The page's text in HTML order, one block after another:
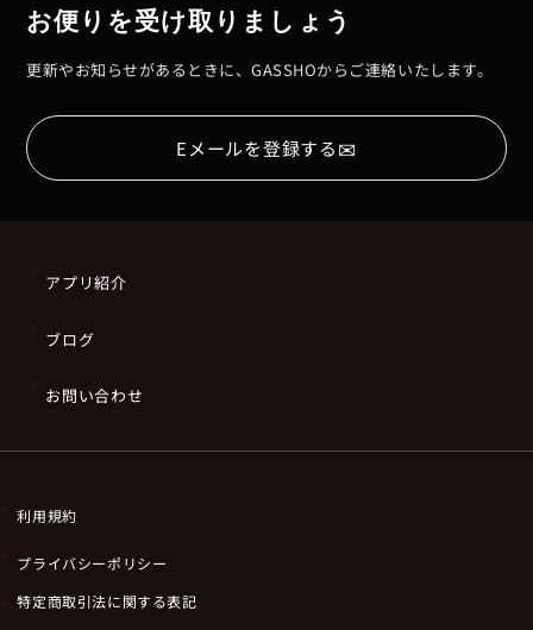
お便りを受け取りましょう
更新やお知らせがあるときに、GASSHOからご連絡いたします。
Eメールを登録する✉
アプリ紹介
ブログ
お問い合わせ
利用規約
プライバシーポリシー
特定商取引法に関する表記